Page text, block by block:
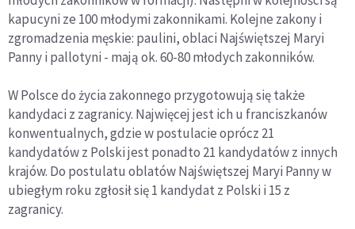
kapucyni ze 100 młodymi zakonnikami. Kolejne zakony i
zgromadzenia męskie: paulini, oblaci Najświętszej Maryi
Panny i pallotyni - mają ok. 60-80 młodych zakonników.
W Polsce do życia zakonnego przygotowują się także
kandydaci z zagranicy. Najwięcej jest ich u franciszkanów
konwentualnych, gdzie w postulacie oprócz 21
kandydatów z Polski jest ponadto 21 kandydatów z innych
krajów. Do postulatu oblatów Najświętszej Maryi Panny w
ubiegłym roku zgłosił się 1 kandydat z Polski i 15 z
zagranicy.